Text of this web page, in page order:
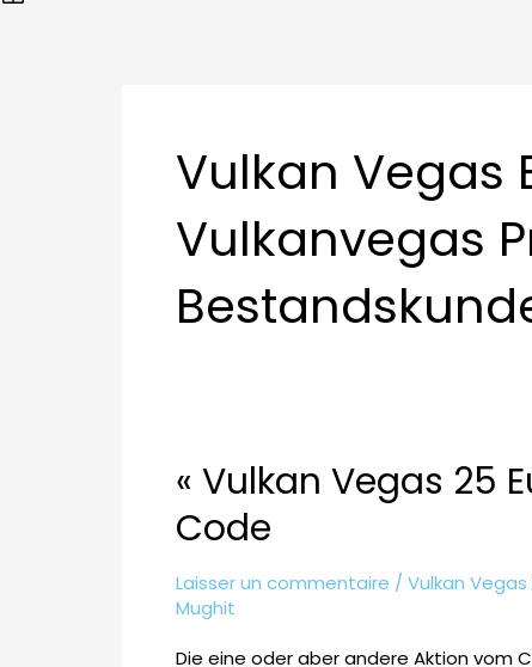
Vulkan Vegas
Vulkanvegas
« Vulkan Vegas 25
Code
Laisser un commentaire / Vulkan
Mughit
Die eine oder aber andere Aktion vom
« Vulkan
25
Euro
Bonus